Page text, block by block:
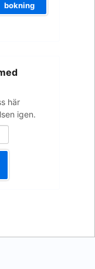
bokning
här
igen.